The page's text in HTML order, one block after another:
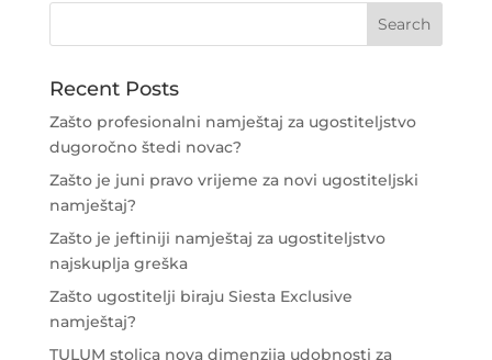
Recent Posts
Zašto profesionalni namještaj za ugostiteljstvo
dugoročno štedi novac?
Zašto je juni pravo vrijeme za novi ugostiteljski
namještaj?
Zašto je jeftiniji namještaj za ugostiteljstvo
najskuplja greška
Zašto ugostitelji biraju Siesta Exclusive
namještaj?
TULUM stolica nova dimenzija udobnosti za